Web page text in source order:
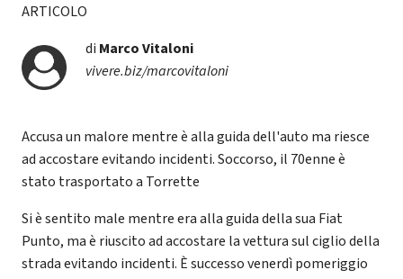
ARTICOLO
di Marco Vitaloni
vivere.biz/marcovitaloni
Accusa un malore mentre è alla guida dell'auto ma riesce
ad accostare evitando incidenti. Soccorso, il 70enne è
stato trasportato a Torrette
Si è sentito male mentre era alla guida della sua Fiat
Punto, ma è riuscito ad accostare la vettura sul ciglio della
strada evitando incidenti. È successo venerdì pomeriggio